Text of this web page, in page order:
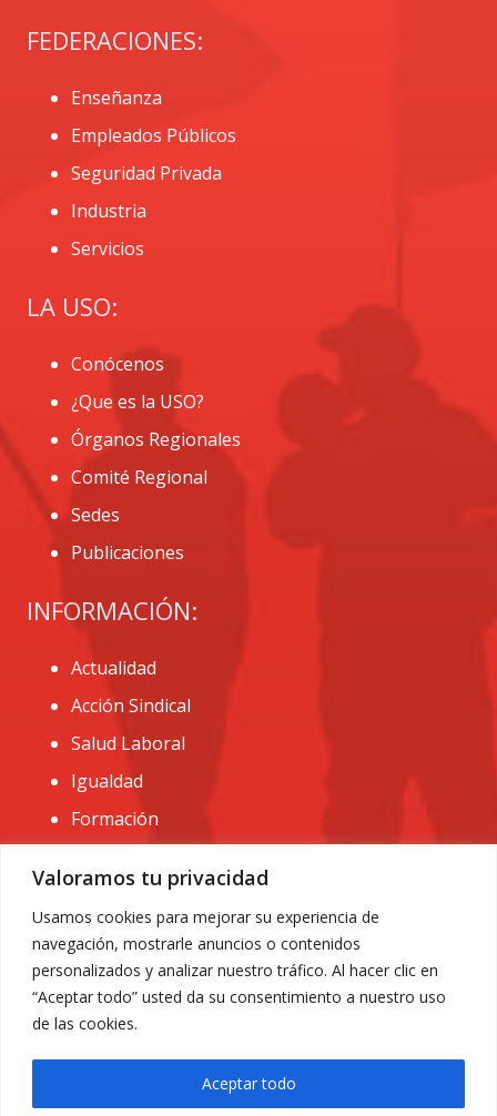
Valoramos tu privacidad
Usamos cookies para mejorar su experiencia de
navegación, mostrarle anuncios o contenidos
personalizados y analizar nuestro tráfico. Al hacer clic en
“Aceptar todo” usted da su consentimiento a nuestro uso
de las cookies.
Aceptar todo
FEDERACIONES:
Enseñanza
Empleados Públicos
Seguridad Privada
Industria
Servicios
LA USO:
Conócenos
¿Que es la USO?
Órganos Regionales
Comité Regional
Sedes
Publicaciones
INFORMACIÓN:
Actualidad
Acción Sindical
Salud Laboral
Igualdad
Formación
CONTACTO:
administracion@usomurcia.org
968 25 01 20
C/ Huerto de las bombas nº6. 30009 Murcia